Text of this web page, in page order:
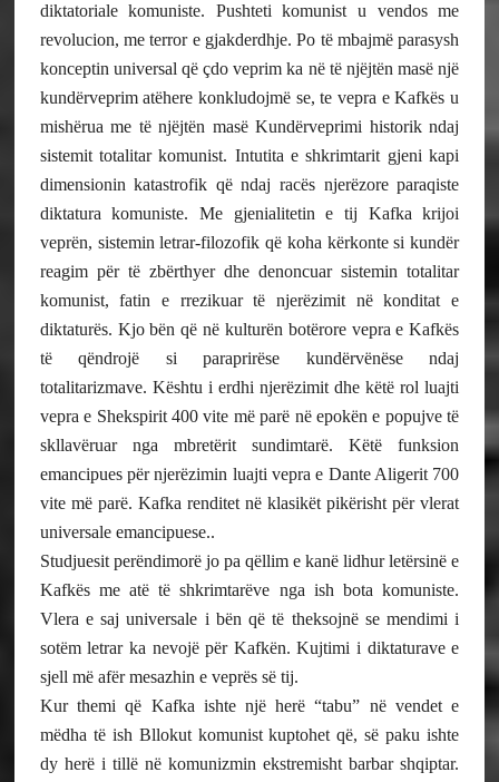
diktatoriale komuniste. Pushteti komunist u vendos me
revolucion, me terror e gjakderdhje. Po të mbajmë parasysh
konceptin universal që çdo veprim ka në të njëjtën masë një
kundërveprim atëhere konkludojmë se, te vepra e Kafkës u
mishërua me të njëjtën masë Kundërveprimi historik ndaj
sistemit totalitar komunist. Intutita e shkrimtarit gjeni kapi
dimensionin katastrofik që ndaj racës njerëzore paraqiste
diktatura komuniste. Me gjenialitetin e tij Kafka krijoi
veprën, sistemin letrar-filozofik që koha kërkonte si kundër
reagim për të zbërthyer dhe denoncuar sistemin totalitar
komunist, fatin e rrezikuar të njerëzimit në konditat e
diktaturës. Kjo bën që në kulturën botërore vepra e Kafkës
të qëndrojë si paraprirëse kundërvënëse ndaj
totalitarizmave. Kështu i erdhi njerëzimit dhe këtë rol luajti
vepra e Shekspirit 400 vite më parë në epokën e popujve të
skllavëruar nga mbretërit sundimtarë. Këtë funksion
emancipues për njerëzimin luajti vepra e Dante Aligerit 700
vite më parë. Kafka renditet në klasikët pikërisht për vlerat
universale emancipuese..
Studjuesit perëndimorë jo pa qëllim e kanë lidhur letërsinë e
Kafkës me atë të shkrimtarëve nga ish bota komuniste.
Vlera e saj universale i bën që të theksojnë se mendimi i
sotëm letrar ka nevojë për Kafkën. Kujtimi i diktaturave e
sjell më afër mesazhin e veprës së tij.
Kur themi që Kafka ishte një herë “tabu” në vendet e
mëdha të ish Bllokut komunist kuptohet që, së paku ishte
dy herë i tillë në komunizmin ekstremisht barbar shqiptar.